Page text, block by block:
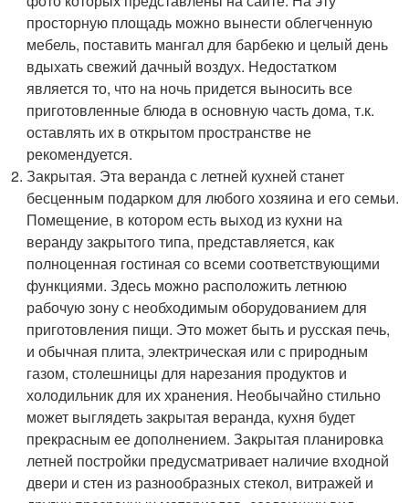
просторную площадь можно вынести облегченную
мебель, поставить мангал для барбекю и целый день
вдыхать свежий дачный воздух. Недостатком
является то, что на ночь придется выносить все
приготовленные блюда в основную часть дома, т.к.
оставлять их в открытом пространстве не
рекомендуется.
Закрытая. Эта веранда с летней кухней станет
бесценным подарком для любого хозяина и его семьи.
Помещение, в котором есть выход из кухни на
веранду закрытого типа, представляется, как
полноценная гостиная со всеми соответствующими
функциями. Здесь можно расположить летнюю
рабочую зону с необходимым оборудованием для
приготовления пищи. Это может быть и русская печь,
и обычная плита, электрическая или с природным
газом, столешницы для нарезания продуктов и
холодильник для их хранения. Необычайно стильно
может выглядеть закрытая веранда, кухня будет
прекрасным ее дополнением. Закрытая планировка
летней постройки предусматривает наличие входной
двери и стен из разнообразных стекол, витражей и